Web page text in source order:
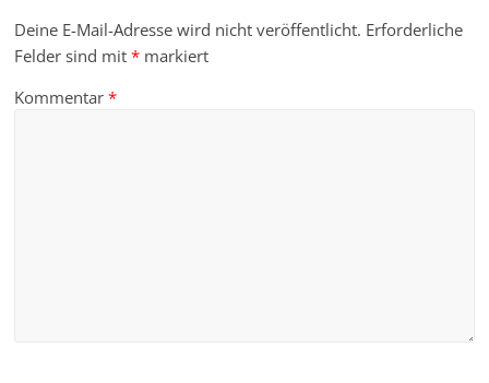
Deine E-Mail-Adresse wird nicht veröffentlicht. Erforderliche
Felder sind mit* markiert
Kommentar*